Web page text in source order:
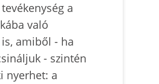
a
való
amiből - ha
- szintén
nyerhet: a